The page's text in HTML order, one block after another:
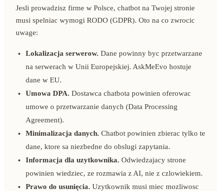
Jesli prowadzisz firme w Polsce, chatbot na Twojej stronie
musi spelniac wymogi RODO (GDPR). Oto na co zwrocic
uwage:
Lokalizacja serwerow. Dane powinny byc przetwarzane
na serwerach w Unii Europejskiej. AskMeEvo hostuje
dane w EU.
Umowa DPA. Dostawca chatbota powinien oferowac
umowe o przetwarzanie danych (Data Processing
Agreement).
Minimalizacja danych. Chatbot powinien zbierac tylko te
dane, ktore sa niezbedne do obslugi zapytania.
Informacja dla uzytkownika. Odwiedzajacy strone
powinien wiedziec, ze rozmawia z AI, nie z czlowiekiem.
Prawo do usunięcia. Uzytkownik musi miec mozliwosc